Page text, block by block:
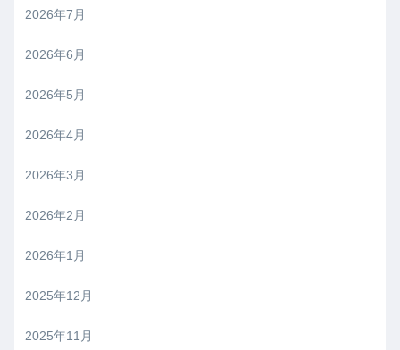
2026年7月
2026年6月
2026年5月
2026年4月
2026年3月
2026年2月
2026年1月
2025年12月
2025年11月